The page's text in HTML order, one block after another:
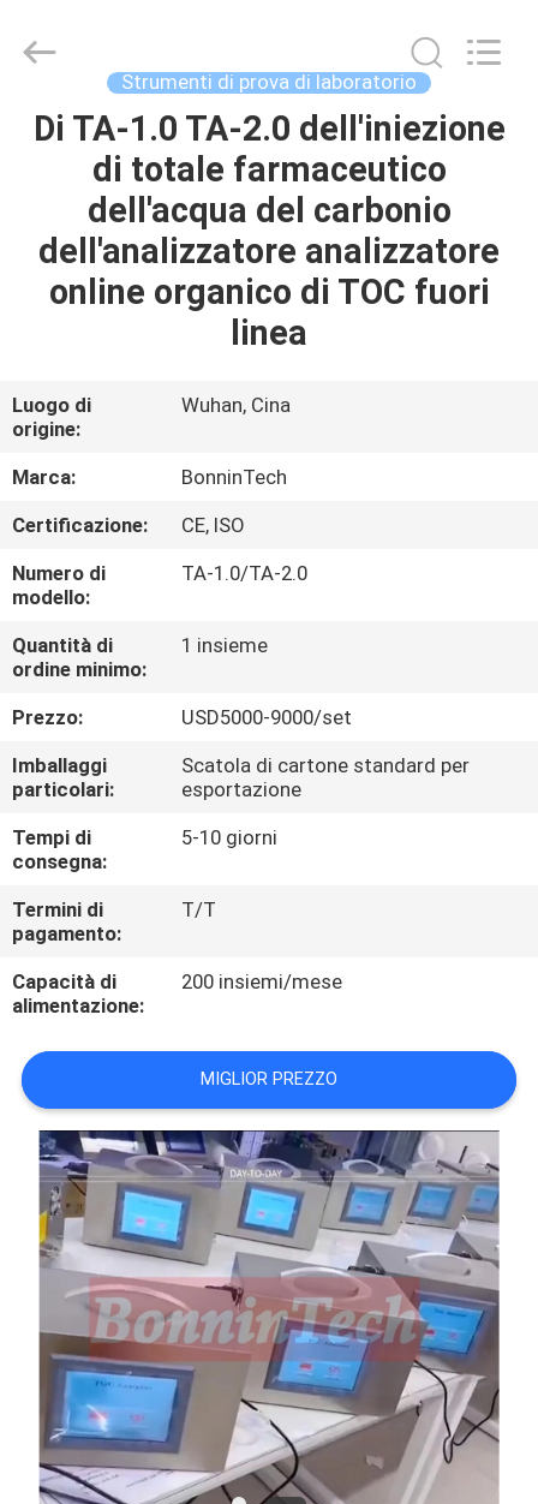
CASA
PRODOTTI
VIDEO
NOI
GIRO
DELLA
FABBRICA
CONTROLLO
DI
QUALITÀ
CONTATTICI
RICHIEDA
UNA
CITAZIONE
DEL
SITO
PRIVACY
POLICY
della
proteina
Reserved.
Developed
Strumenti di prova di laboratorio
Di TA-1.0 TA-2.0 dell'iniezione
di totale farmaceutico
dell'acqua del carbonio
dell'analizzatore analizzatore
online organico di TOC fuori
linea
Luogo di
origine:
Wuhan, Cina
Marca:
BonninTech
Certificazione:
CE, ISO
Numero di
modello:
TA-1.0/TA-2.0
Quantità di
ordine minimo:
1 insieme
Prezzo:
USD5000-9000/set
Imballaggi
particolari:
Scatola di cartone standard per
esportazione
Tempi di
consegna:
5-10 giorni
Termini di
pagamento:
T/T
Capacità di
alimentazione:
200 insiemi/mese
MIGLIOR PREZZO